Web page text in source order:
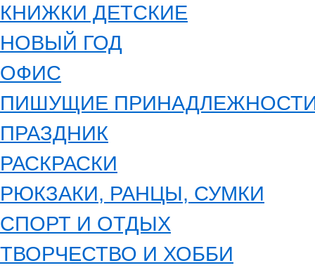
КНИЖКИ ДЕТСКИЕ
НОВЫЙ ГОД
ОФИС
ПИШУЩИЕ
ПРАЗДНИК
РАСКРАСКИ
РЮКЗАКИ, РАНЦЫ, СУМКИ
СПОРТ И ОТДЫХ
ТВОРЧЕСТВО И ХОББИ